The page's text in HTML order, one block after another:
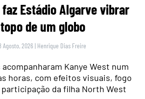
Estádio Algarve vibrar
de um globo
Agosto, 2026 | Henrique Dias Freire
Kanye West num
horas, com efeitos visuais, fogo
da filha North West